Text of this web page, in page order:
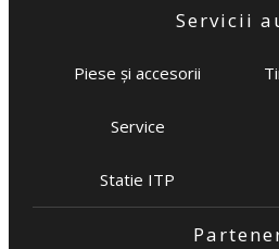
Servicii
Piese și accesorii
Service
Statie ITP